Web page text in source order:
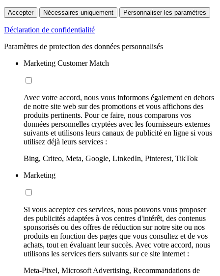
Accepter Nécessaires uniquement Personnaliser les paramètres
Déclaration de confidentialité
Paramètres de protection des données personnalisés
Marketing Customer Match
Avec votre accord, nous vous informons également en dehors
de notre site web sur des promotions et vous affichons des
produits pertinents. Pour ce faire, nous comparons vos
données personnelles cryptées avec les fournisseurs externes
suivants et utilisons leurs canaux de publicité en ligne si vous
utilisez déjà leurs services :
Bing, Criteo, Meta, Google, LinkedIn, Pinterest, TikTok
Marketing
Si vous acceptez ces services, nous pouvons vous proposer
des publicités adaptées à vos centres d'intérêt, des contenus
sponsorisés ou des offres de réduction sur notre site ou nos
produits en fonction des pages que vous consultez et de vos
achats, tout en évaluant leur succès. Avec votre accord, nous
utilisons les services tiers suivants sur ce site internet :
Meta-Pixel, Microsoft Advertising, Recommandations de